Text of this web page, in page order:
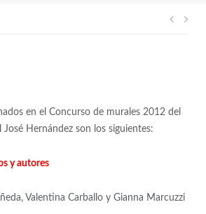
en el Concurso de murales 2012 del
Hernández son los siguientes:
y autores
Valentina Carballo y Gianna Marcuzzi